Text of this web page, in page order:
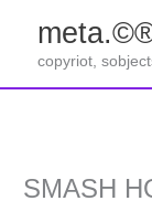
springencopyriot,
SMASH